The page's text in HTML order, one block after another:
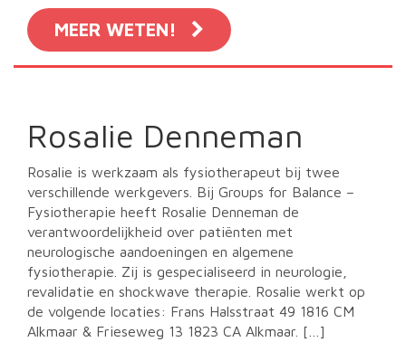
MEER WETEN!
Rosalie Denneman
Rosalie is werkzaam als fysiotherapeut bij twee
verschillende werkgevers. Bij Groups for Balance –
Fysiotherapie heeft Rosalie Denneman de
verantwoordelijkheid over patiënten met
neurologische aandoeningen en algemene
fysiotherapie. Zij is gespecialiseerd in neurologie,
revalidatie en shockwave therapie. Rosalie werkt op
de volgende locaties: Frans Halsstraat 49 1816 CM
Alkmaar & Frieseweg 13 1823 CA Alkmaar. […]